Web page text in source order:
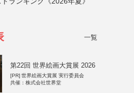
一覧
第22回 世界絵画大賞展 2026
[PR] 世界絵画大賞展 実行委員会
共催：株式会社世界堂